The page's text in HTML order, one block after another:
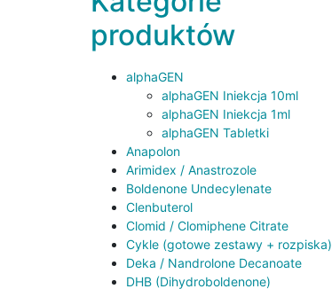
produktów
alphaGEN
alphaGEN Iniekcja 10ml
alphaGEN Iniekcja 1ml
alphaGEN Tabletki
Anapolon
Arimidex / Anastrozole
Boldenone Undecylenate
Clenbuterol
Clomid / Clomiphene Citrate
Cykle (gotowe zestawy + rozpiska)
Deka / Nandrolone Decanoate
DHB (Dihydroboldenone)